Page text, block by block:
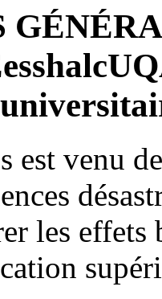
est venu
les